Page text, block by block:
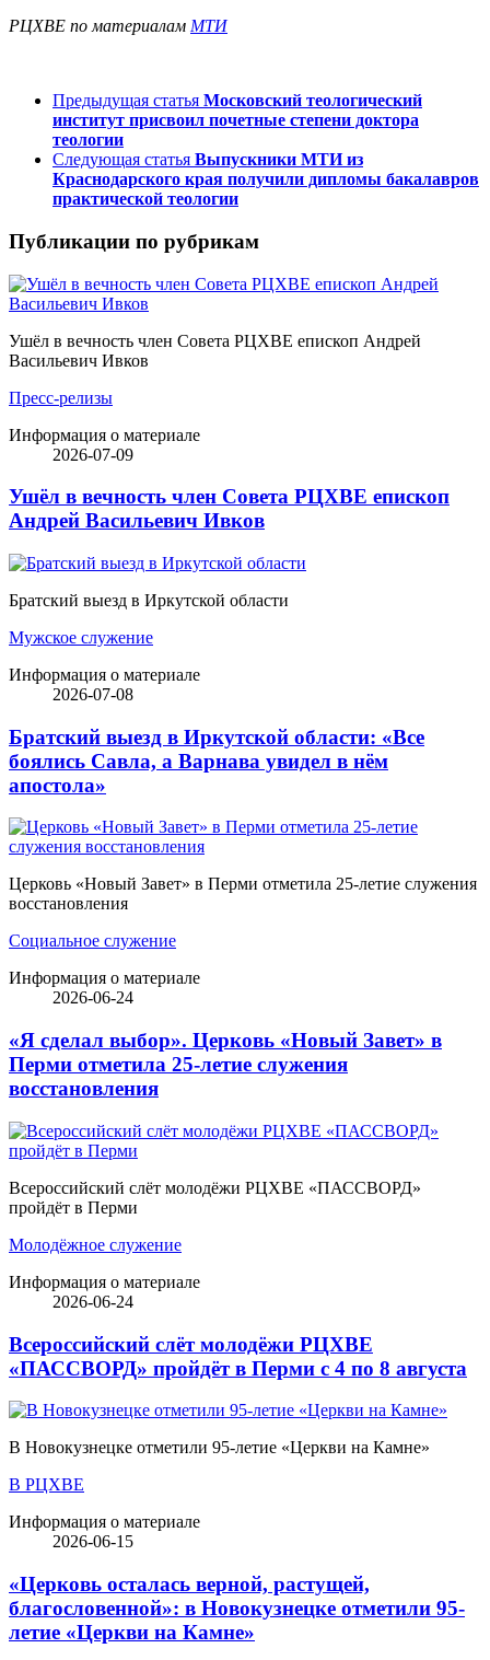
РЦХВЕ по материалам МТИ
Предыдущая статья Московский теологический
институт присвоил почетные степени доктора
теологии
Следующая статья Выпускники МТИ из
Краснодарского края получили дипломы бакалавров
практической теологии
Публикации по рубрикам
Ушёл в вечность член Совета РЦХВЕ епископ Андрей
Васильевич Ивков
Пресс-релизы
Информация о материале
2026-07-09
Ушёл в вечность член Совета РЦХВЕ епископ
Андрей Васильевич Ивков
Братский выезд в Иркутской области
Мужское служение
Информация о материале
2026-07-08
Братский выезд в Иркутской области: «Все
боялись Савла, а Варнава увидел в нём
апостола»
Церковь «Новый Завет» в Перми отметила 25-летие служения
восстановления
Социальное служение
Информация о материале
2026-06-24
«Я сделал выбор». Церковь «Новый Завет» в
Перми отметила 25-летие служения
восстановления
Всероссийский слёт молодёжи РЦХВЕ «ПАССВОРД»
пройдёт в Перми
Молодёжное служение
Информация о материале
2026-06-24
Всероссийский слёт молодёжи РЦХВЕ
«ПАССВОРД» пройдёт в Перми с 4 по 8 августа
В Новокузнецке отметили 95-летие «Церкви на Камне»
В РЦХВЕ
Информация о материале
2026-06-15
«Церковь осталась верной, растущей,
благословенной»: в Новокузнецке отметили 95-
летие «Церкви на Камне»